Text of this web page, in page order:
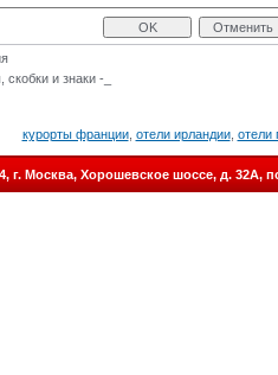
и знаки -_
курорты франции, отели ирландии, отели
г. Москва, Хорошевское шоссе, д.